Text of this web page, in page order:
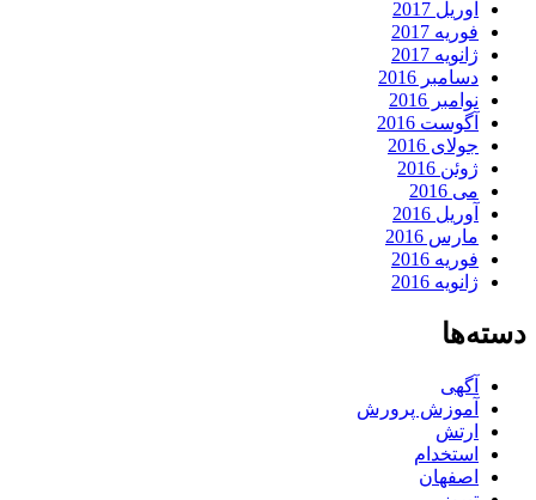
آوریل 2017
فوریه 2017
ژانویه 2017
دسامبر 2016
نوامبر 2016
آگوست 2016
جولای 2016
ژوئن 2016
می 2016
آوریل 2016
مارس 2016
فوریه 2016
ژانویه 2016
دسته‌ها
آگهی
آموزش پرورش
ارتش
استخدام
اصفهان